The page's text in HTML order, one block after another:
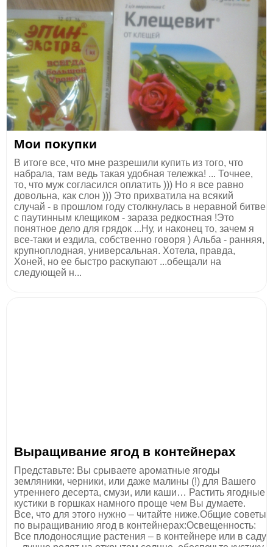
Мои покупки
В итоге все, что мне разрешили купить из того, что
набрала, там ведь такая удобная тележка! ... Точнее,
то, что муж согласился оплатить ))) Но я все равно
довольна, как слон ))) Это прихватила на всякий
случай - в прошлом году столкнулась в неравной битве
с паутинным клещиком - зараза редкостная !Это
понятное дело для грядок ...Ну, и наконец то, зачем я
все-таки и ездила, собственно говоря ) Альба - ранняя,
крупноплодная, универсальная. Хотела, правда,
Хоней, но ее быстро раскупают ...обещали на
следующей н...
Выращивание ягод в контейнерах
Представьте: Вы срываете ароматные ягоды
земляники, черники, или даже малины (!) для Вашего
утреннего десерта, смузи, или каши… Растить ягодные
кустики в горшках намного проще чем Вы думаете.
Все, что для этого нужно – читайте ниже.Общие советы
по выращиванию ягод в контейнерах:Освещенность:
Все плодоносящие растения – в контейнере или в саду